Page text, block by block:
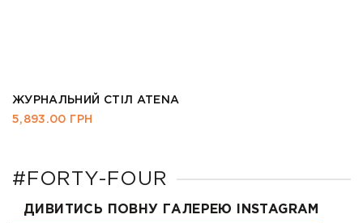
ЖУРНАЛЬНИЙ СТІЛ ATENA
5,893.00 ГРН
#FORTY-FOUR
ДИВИТИСЬ ПОВНУ ГАЛЕРЕЮ INSTAGRAM